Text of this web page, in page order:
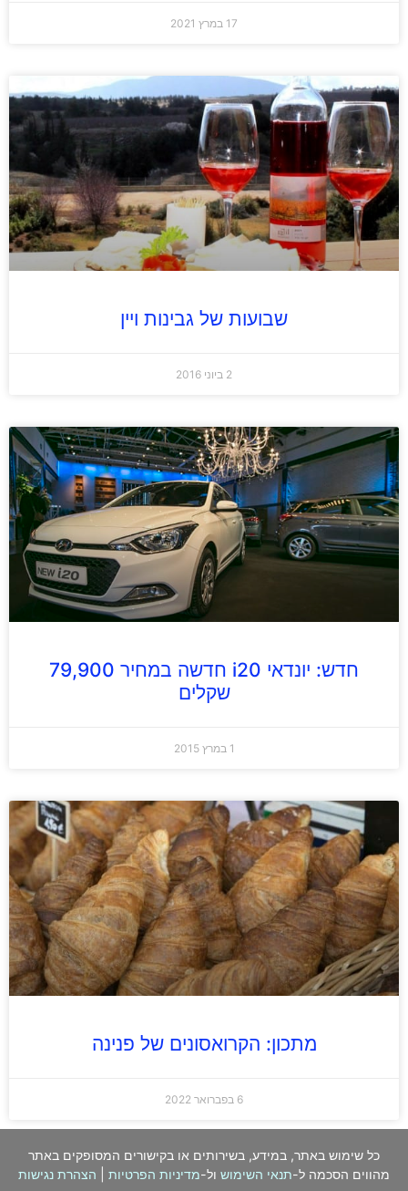
17 במרץ 2021
שבועות של גבינות ויין
2 ביוני 2016
חדש: יונדאי i20 חדשה במחיר 79,900
שקלים
1 במרץ 2015
מתכון: הקרואסונים של פנינה
6 בפברואר 2022
כל שימוש באתר, במידע, בשירותים או בקישורים המסופקים באתר
מהווים הסכמה ל-תנאי השימוש ול-מדיניות הפרטיות הצהרת נגישות